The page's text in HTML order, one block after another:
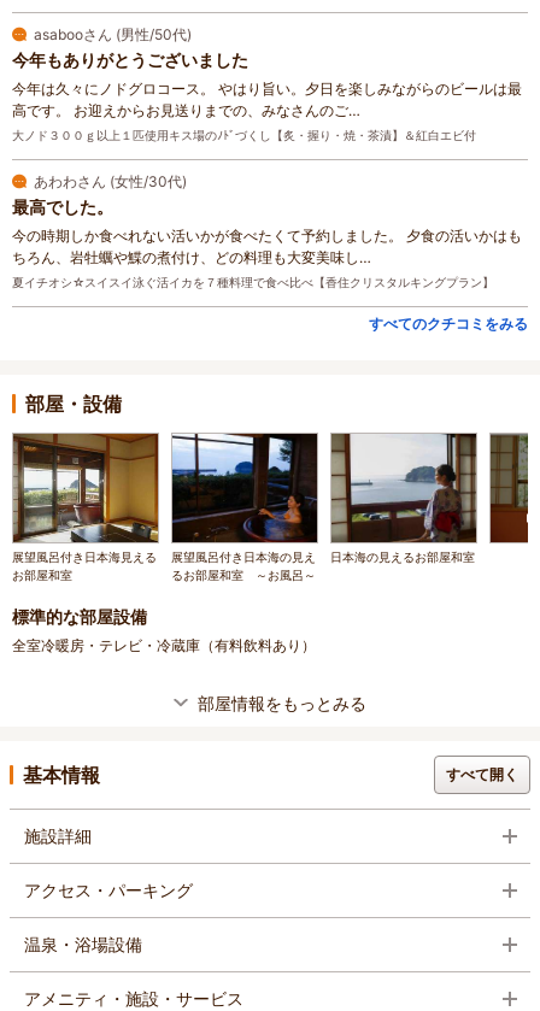
asabooさん (男性/50代)
今年もありがとうございました
今年は久々にノドグロコース。 やはり旨い。夕日を楽しみながらのビールは最
高です。 お迎えからお見送りまでの、みなさんのご…
大ノド３００ｇ以上１匹使用キス場のﾉﾄﾞづくし【炙・握り・焼・茶漬】＆紅白エビ付
あわわさん (女性/30代)
最高でした。
今の時期しか食べれない活いかが食べたくて予約しました。 夕食の活いかはも
ちろん、岩牡蠣や鰈の煮付け、どの料理も大変美味し…
夏イチオシ☆スイスイ泳ぐ活イカを７種料理で食べ比べ【香住クリスタルキングプラン】
すべてのクチコミをみる
部屋・設備
展望風呂付き日本海見える
お部屋和室
展望風呂付き日本海の見え
るお部屋和室 ～お風呂～
日本海の見えるお部屋和室
標準的な部屋設備
全室冷暖房・テレビ・冷蔵庫（有料飲料あり）
部屋情報をもっとみる
基本情報 すべて開く
施設詳細
アクセス・パーキング
温泉・浴場設備
アメニティ・施設・サービス